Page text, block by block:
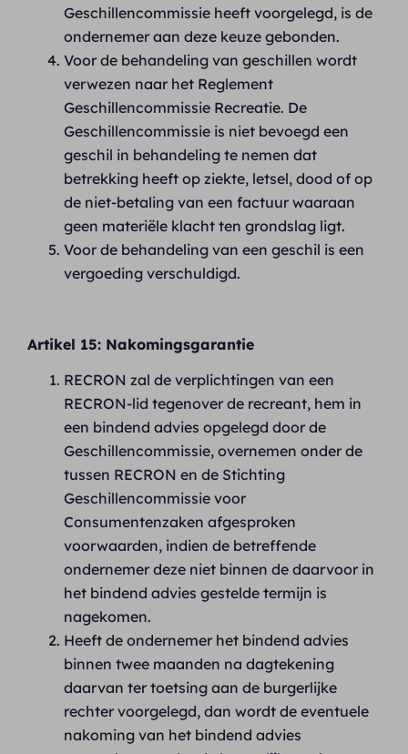
Geschillencommissie heeft voorgelegd, is de
ondernemer aan deze keuze gebonden.
Voor de behandeling van geschillen wordt
verwezen naar het Reglement
Geschillencommissie Recreatie. De
Geschillencommissie is niet bevoegd een
geschil in behandeling te nemen dat
betrekking heeft op ziekte, letsel, dood of op
de niet-betaling van een factuur waaraan
geen materiële klacht ten grondslag ligt.
Voor de behandeling van een geschil is een
vergoeding verschuldigd.
Artikel 15: Nakomingsgarantie
RECRON zal de verplichtingen van een
RECRON-lid tegenover de recreant, hem in
een bindend advies opgelegd door de
Geschillencommissie, overnemen onder de
tussen RECRON en de Stichting
Geschillencommissie voor
Consumentenzaken afgesproken
voorwaarden, indien de betreffende
ondernemer deze niet binnen de daarvoor in
het bindend advies gestelde termijn is
nagekomen.
Heeft de ondernemer het bindend advies
binnen twee maanden na dagtekening
daarvan ter toetsing aan de burgerlijke
rechter voorgelegd, dan wordt de eventuele
nakoming van het bindend advies